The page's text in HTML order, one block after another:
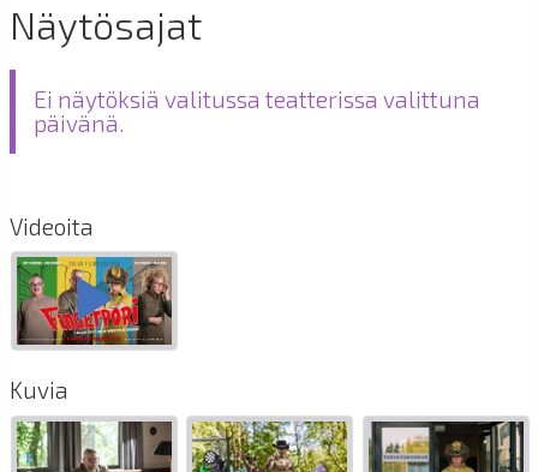
Näytösajat
Ei näytöksiä valitussa teatterissa valittuna
päivänä.
Videoita
Kuvia